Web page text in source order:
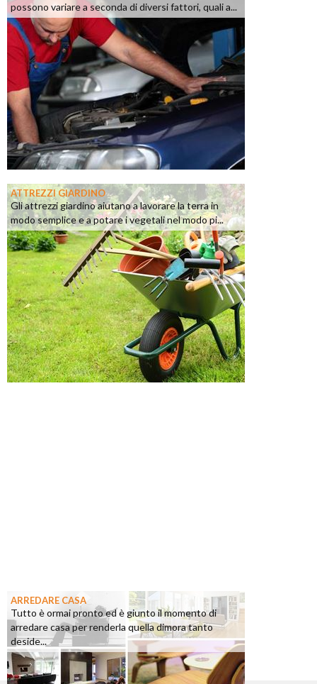
possono variare a seconda di diversi fattori, quali a...
ATTREZZI GIARDINO
Gli attrezzi giardino aiutano a lavorare la terra in
modo semplice e a potare i vegetali nel modo pi...
ARREDARE CASA
Tutto è ormai pronto ed è giunto il momento di
arredare casa per renderla quella dimora tanto
deside...